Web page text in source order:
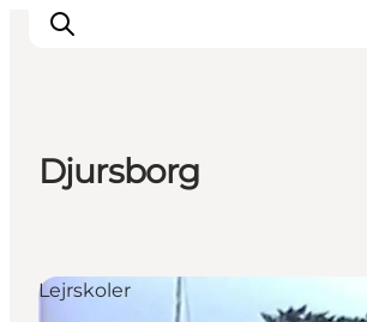
Oplevelser
Overnatning
Djursborg
Lejrskoler